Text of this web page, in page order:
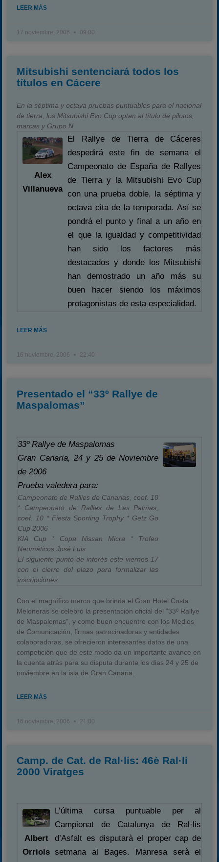
LEER MÁS
17 noviembre, 2006 09:00
Mitsubishi sentenciará todos los
títulos en Cácere
En la séptima y octava pruebas puntuables para el nacional
de tierra, los Mitsubishi Evo Cup optan al título de pilotos,
marcas y Grupo N
Alex
Villanueva
El Rallye de Tierra de Cáceres
despedirá este fin de semana el
Campeonato de España de Rallyes
de Tierra y la Mitsubishi Evo Cup
con una prueba doble, la séptima y
octava cita de la temporada. Así se
pondrá el punto y final a un año en
el que la igualdad y competitividad
han sido los factores más
destacados y donde los Mitsubishi
han demostrado un año más su
buen hacer siendo los máximos
protagonistas de esta especialidad.
LEER MÁS
16 noviembre, 2006 22:40
Presentado el “33º Rallye de
Maspalomas”
33º Rallye de Maspalomas
Gran Canaria, 24 y 25 de Noviembre
de 2006
Prueba valedera para:
Campeonato de Rallies de Canarias, coef. 10
* Campeonato de Rallies de Las Palmas,
coef. 10 * Fiesta Sporting Trophy * Getz Go
Cup 2006
KIA Cup * Copa Nissan Micra * Trofeo
Neumáticos José Luis
El siguiente punto de interés este viernes 17
con el cierre del plazo para formalizar las
inscripciones
Con el magnífico marco que brinda el Gran Hotel Costa
Meloneras se celebró la presentación oficial del “33º Rallye
de Maspalomas”, y como buen encuentro con los Medios
de Comunicación, firmas patrocinadoras y entidades
colaboradoras, se ofrecieron interesantes datos de una
competición que de este modo da un importante avance en
la cuenta atrás para su disputa durante los dias 24 y 25 de
noviembre en la isla de Gran Canaria.
LEER MÁS
16 noviembre, 2006 21:00
Camp. de Cat. de Ral·lis: 46è Ral·li
2000 Viratges
Albert
Orriols
L’última cursa puntuable per al
Campionat de Catalunya de Ral·lis
d’Asfalt es disputarà el proper cap de
setmana al Bages. Manresa serà el